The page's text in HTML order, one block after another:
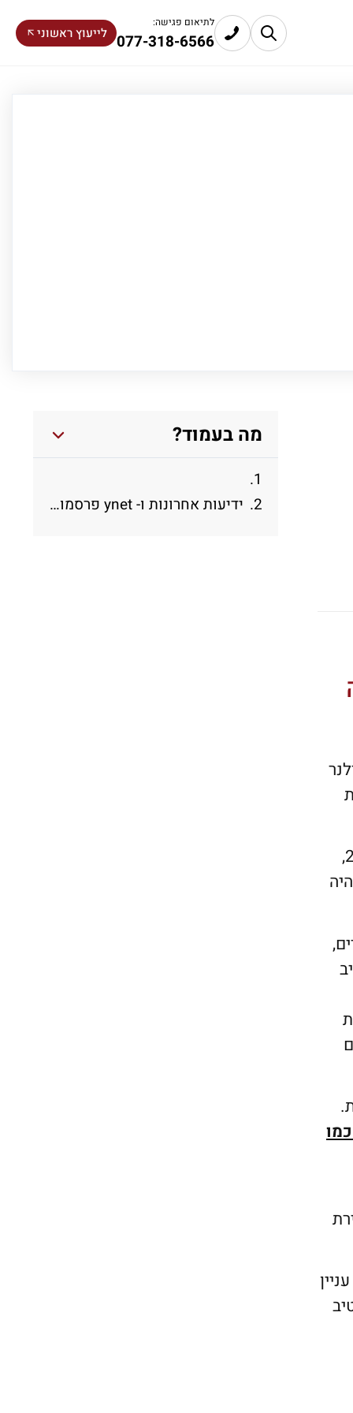
לתיאום פגישה:
077-318-6566 לייעוץ ראשוני
לנוכח זאת, מילנר הגיש תביעה בטענה שהופרו זכויותיו המוסריות על פי חוק זכות יוצרים, תשס”ח – 2007,
עניין
מה בעמוד?
ידיעות אחרונות ו- ynet פרסמו, במסגרת כתבות על פטירתו של הרב לוינגר, צילומים של העלייה לסבסטיה שצולמו על ידי משה מילנר בשנת 1975.